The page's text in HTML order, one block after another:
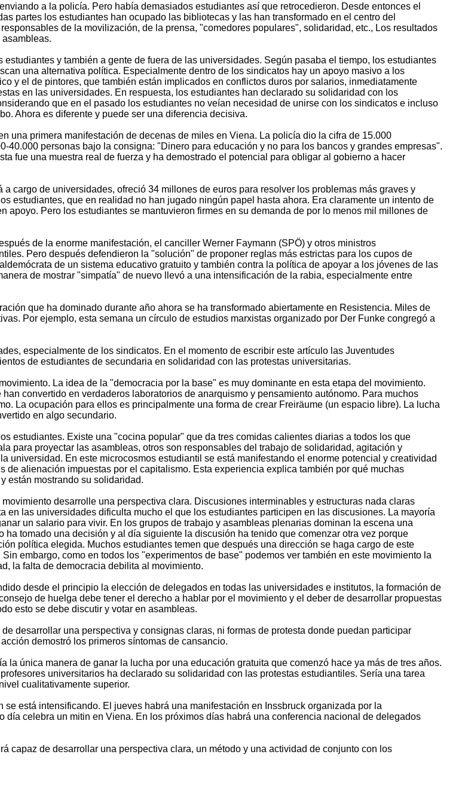
a la policía. Pero había demasiados estudiantes así que retrocedieron. Desde entonces el
partes los estudiantes han ocupado las bibliotecas y las han transformado en el centro del
de la movilización, de la prensa, "comedores populares", solidaridad, etc., Los resultados
y también a gente de fuera de las universidades. Según pasaba el tiempo, los estudiantes
una alternativa política. Especialmente dentro de los sindicatos hay un apoyo masivo a los
y el de pintores, que también están implicados en conflictos duros por salarios, inmediatamente
en las universidades. En respuesta, los estudiantes han declarado su solidaridad con los
que en el pasado los estudiantes no veían necesidad de unirse con los sindicatos e incluso
Ahora es diferente y puede ser una diferencia decisiva.
una primera manifestación de decenas de miles en Viena. La policía dio la cifra de 15.000
40.000 personas bajo la consigna: "Dinero para educación y no para los bancos y grandes empresas".
fue una muestra real de fuerza y ha demostrado el potencial para obligar al gobierno a hacer
cargo de universidades, ofreció 34 millones de euros para resolver los problemas más graves y
estudiantes, que en realidad no han jugado ningún papel hasta ahora. Era claramente un intento de
Pero los estudiantes se mantuvieron firmes en su demanda de por lo menos mil millones de
de la enorme manifestación, el canciller Werner Faymann (SPÖ) y otros ministros
Pero después defendieron la "solución" de proponer reglas más estrictas para los cupos de
de un sistema educativo gratuito y también contra la política de apoyar a los jóvenes de las
de mostrar "simpatía" de nuevo llevó a una intensificación de la rabia, especialmente entre
que ha dominado durante año ahora se ha transformado abiertamente en Resistencia. Miles de
Por ejemplo, esta semana un círculo de estudios marxistas organizado por Der Funke congregó a
especialmente de los sindicatos. En el momento de escribir este artículo las Juventudes
de estudiantes de secundaria en solidaridad con las protestas universitarias.
La idea de la "democracia por la base" es muy dominante en esta etapa del movimiento.
convertido en verdaderos laboratorios de anarquismo y pensamiento autónomo. Para muchos
La ocupación para ellos es principalmente una forma de crear Freiräume (un espacio libre). La lucha
en algo secundario.
estudiantes. Existe una "cocina popular" que da tres comidas calientes diarias a todos los que
para proyectar las asambleas, otros son responsables del trabajo de solidaridad, agitación y
universidad. En este microcosmos estudiantil se está manifestando el enorme potencial y creatividad
alienación impuestas por el capitalismo. Esta experiencia explica también por qué muchas
están mostrando su solidaridad.
desarrolle una perspectiva clara. Discusiones interminables y estructuras nada claras
las universidades dificulta mucho el que los estudiantes participen en las discusiones. La mayoría
un salario para vivir. En los grupos de trabajo y asambleas plenarias dominan la escena una
tomado una decisión y al día siguiente la discusión ha tenido que comenzar otra vez porque
política elegida. Muchos estudiantes temen que después una dirección se haga cargo de este
embargo, como en todos los "experimentos de base" podemos ver también en este movimiento la
la falta de democracia debilita al movimiento.
desde el principio la elección de delegados en todas las universidades e institutos, la formación de
de huelga debe tener el derecho a hablar por el movimiento y el deber de desarrollar propuestas
esto se debe discutir y votar en asambleas.
desarrollar una perspectiva y consignas claras, ni formas de protesta donde puedan participar
demostró los primeros síntomas de cansancio.
única manera de ganar la lucha por una educación gratuita que comenzó hace ya más de tres años.
universitarios ha declarado su solidaridad con las protestas estudiantiles. Sería una tarea
cualitativamente superior.
está intensificando. El jueves habrá una manifestación en Inssbruck organizada por la
celebra un mitin en Viena. En los próximos días habrá una conferencia nacional de delegados
capaz de desarrollar una perspectiva clara, un método y una actividad de conjunto con los